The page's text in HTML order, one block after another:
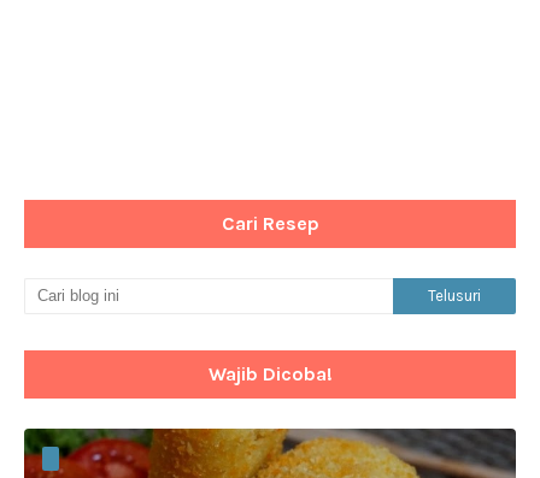
Cari Resep
Wajib Dicoba!